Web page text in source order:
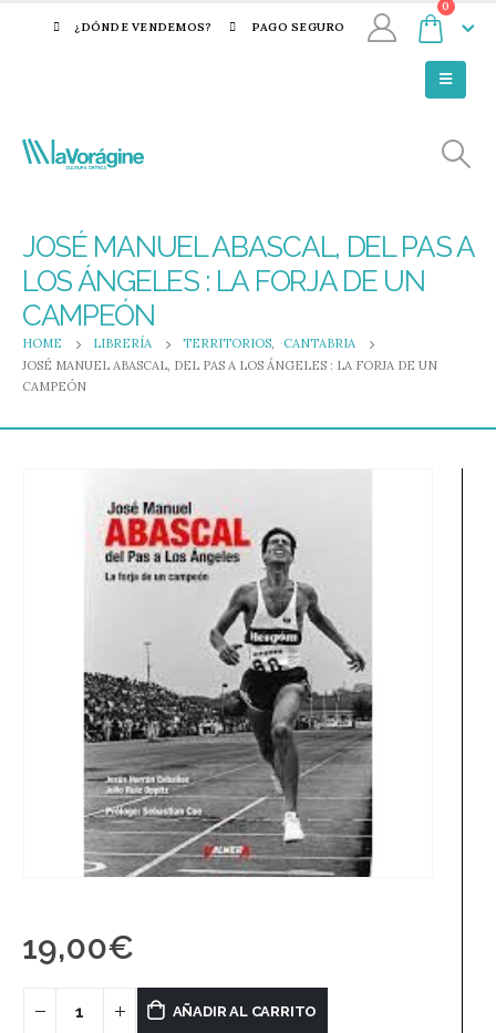
¿DÓNDE VENDEMOS? PAGO SEGURO
0
JOSÉ MANUEL ABASCAL, DEL PAS A
LOS ÁNGELES : LA FORJA DE UN
CAMPEÓN
HOME LIBRERÍA TERRITORIOS,
CANTABRIA
JOSÉ MANUEL ABASCAL, DEL PAS A LOS ÁNGELES : LA FORJA DE UN
CAMPEÓN
19,00€
AÑADIR AL CARRITO